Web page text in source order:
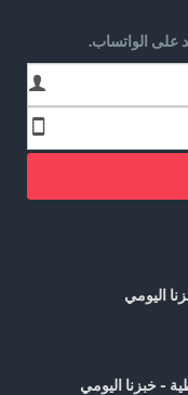
على الواتساب.
اليومي
- خبزنا اليومي